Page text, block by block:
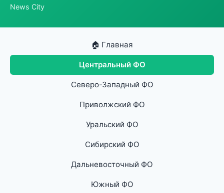
News City
🏠 Главная
Центральный ФО
Северо-Западный ФО
Приволжский ФО
Уральский ФО
Сибирский ФО
Дальневосточный ФО
Южный ФО